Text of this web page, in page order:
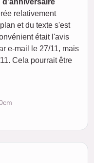
d'anniversaire
relativement
et du texte s'est
était l'avis
e-mail le 27/11, mais
Cela pourrait être